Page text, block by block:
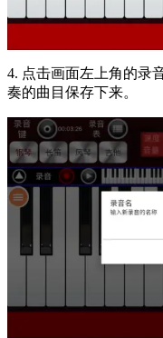
4. 点击画面左上角的录
奏的曲目保存下来。